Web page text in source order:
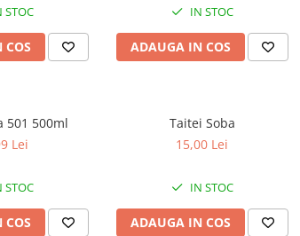
STOC IN STOC
ADAUGA IN COS
501 500ml
Lei
STOC
Taitei Soba
15,00 Lei
IN STOC
ADAUGA IN COS